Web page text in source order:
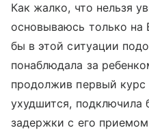
Как жалко, что нельзя
основываюсь только на
бы в этой ситуации
понаблюдала за
продолжив первый курс
ухудшится, подключила
задержки с его